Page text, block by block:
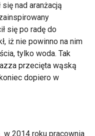
nad aranżacją
się po radę do
iż nie powinno na nim
tylko woda. Tak
przecięta wąską
dopiero w
w 2014 roku pracownia